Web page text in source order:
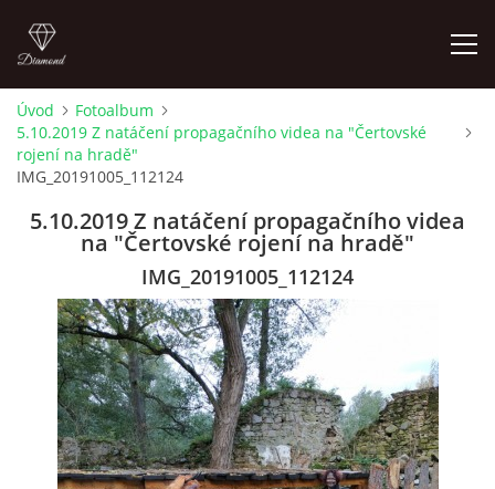
LETNÍ KINO NA HRADĚ 2022
FOTOALBUM
© 2026 eStránky.cz |RSS
Úvod
Fotoalbum
5.10.2019 Z natáčení propagačního videa na "Čertovské
rojení na hradě"
IMG_20191005_112124
5.10.2019 Z natáčení propagačního videa
na "Čertovské rojení na hradě"
IMG_20191005_112124